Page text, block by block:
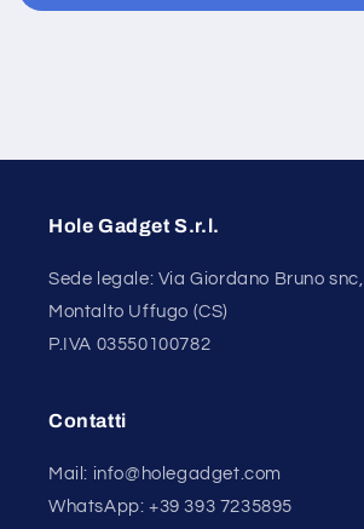
Hole Gadget S.r.l.
Sede legale: Via Giordano Bruno
Montalto Uffugo (CS)
P.IVA 03550100782
Contatti
Mail: info@holegadget.com
WhatsApp: +39 393 7235895